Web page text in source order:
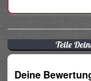
Teile
Deine